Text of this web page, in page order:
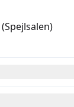
(Spejlsalen)